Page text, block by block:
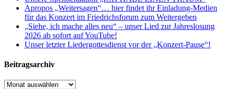
Apropos „Weitersagen“… hier findet ihr Einladung-Medien
für das Konzert im Friedrichsforum zum Weitergeben
„Siehe, ich mache alles neu“ – unser Lied zur Jahreslosung
2026 ab sofort auf YouTube!
Unser letzter Liedergottesdienst vor der „Konzert-Pause“!
Beitragsarchiv
Beitragsarchiv